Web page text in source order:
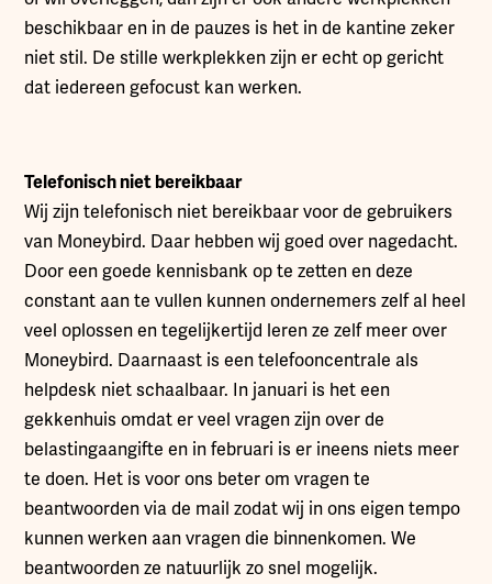
beschikbaar en in de pauzes is het in de kantine zeker
niet stil. De stille werkplekken zijn er echt op gericht
dat iedereen gefocust kan werken.
Telefonisch niet bereikbaar
Wij zijn telefonisch niet bereikbaar voor de gebruikers
van Moneybird. Daar hebben wij goed over nagedacht.
Door een goede kennisbank op te zetten en deze
constant aan te vullen kunnen ondernemers zelf al heel
veel oplossen en tegelijkertijd leren ze zelf meer over
Moneybird. Daarnaast is een telefooncentrale als
helpdesk niet schaalbaar. In januari is het een
gekkenhuis omdat er veel vragen zijn over de
belastingaangifte en in februari is er ineens niets meer
te doen. Het is voor ons beter om vragen te
beantwoorden via de mail zodat wij in ons eigen tempo
kunnen werken aan vragen die binnenkomen. We
beantwoorden ze natuurlijk zo snel mogelijk.